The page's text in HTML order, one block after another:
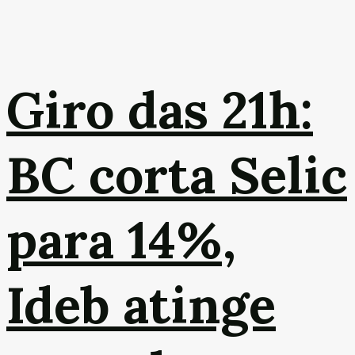
Giro das 21h:
BC corta Selic
para 14%,
Ideb atinge